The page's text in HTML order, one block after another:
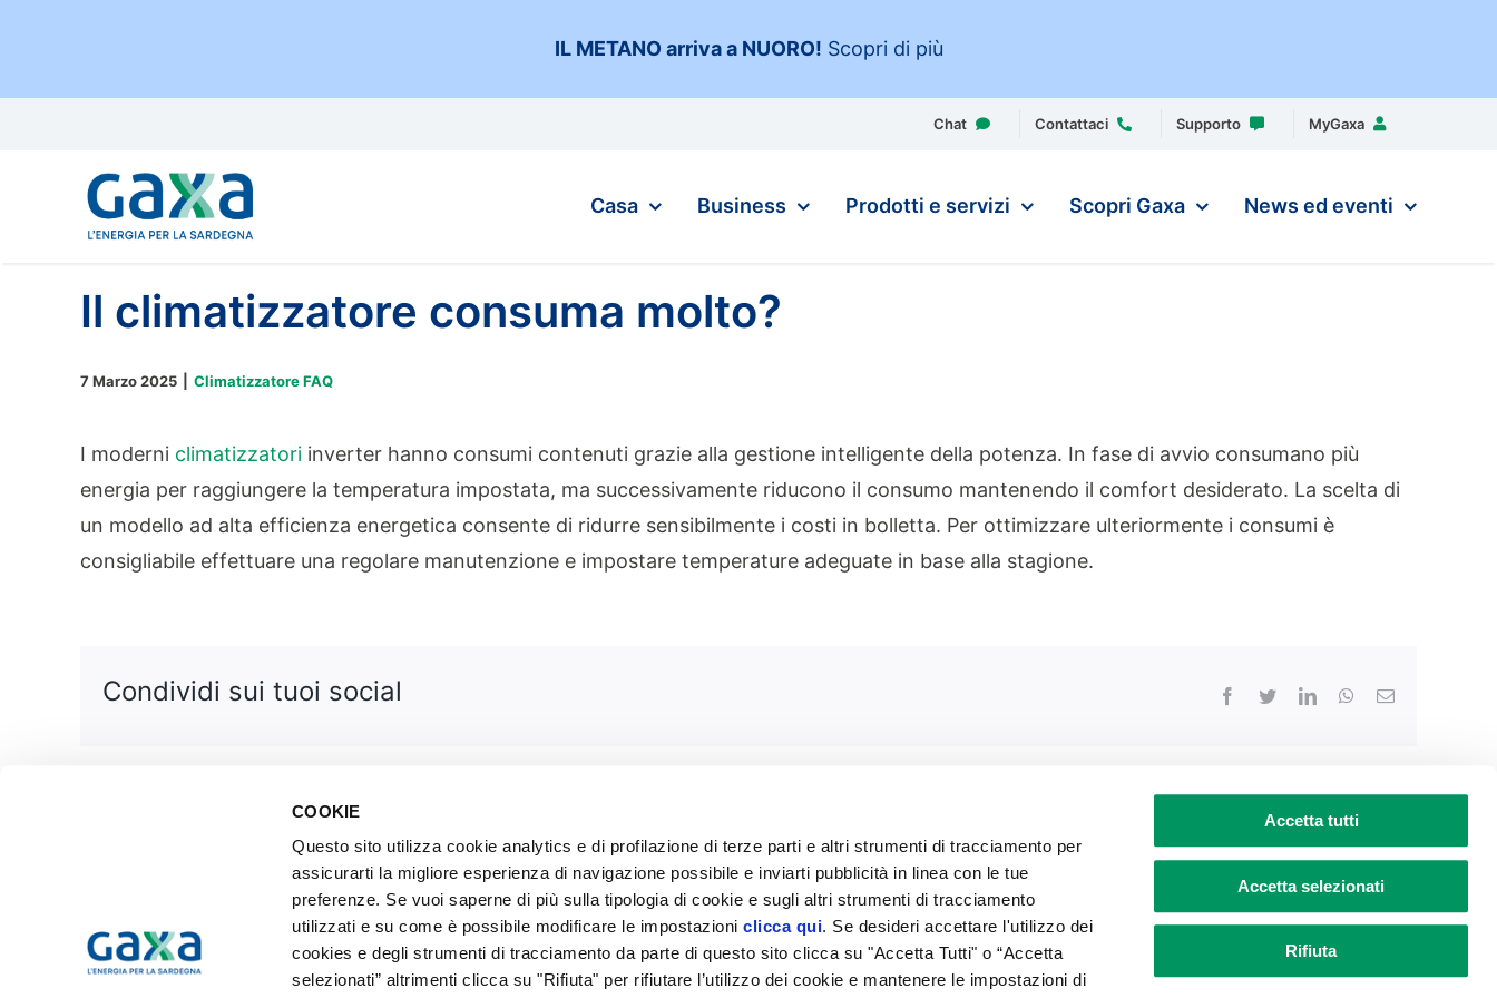
IL METANO arriva a NUORO! Scopri di più
COOKIE
Questo sito utilizza cookie analytics e di profilazione di terze parti e altri strumenti di tracciamento per
assicurarti la migliore esperienza di navigazione possibile e inviarti pubblicità in linea con le tue
preferenze. Se vuoi saperne di più sulla tipologia di cookie e sugli altri strumenti di tracciamento
utilizzati e su come è possibile modificare le impostazioniclicca qui. Se desideri accettare l'utilizzo dei
cookies e degli strumenti di tracciamento da parte di questo sito clicca su "Accetta Tutti" o “Accetta
selezionati” altrimenti clicca su "Rifiuta" per rifiutare l’utilizzo dei cookie e mantenere le impostazioni di
Accetta tutti
Accetta selezionati
Rifiuta
contenuto
Chat Contattaci Supporto MyGaxa
Casa Business Prodotti e servizi Scopri Gaxa News ed eventi
Il climatizzatore consuma molto?
7 Marzo 2025 Climatizzatore FAQ
I moderni climatizzatori inverter hanno consumi contenuti grazie alla gestione intelligente della potenza. In fase di avvio consumano più
energia per raggiungere la temperatura impostata, ma successivamente riducono il consumo mantenendo il comfort desiderato. La scelta di
un modello ad alta efficienza energetica consente di ridurre sensibilmente i costi in bolletta. Per ottimizzare ulteriormente i consumi è
consigliabile effettuare una regolare manutenzione e impostare temperature adeguate in base alla stagione.
Condividi sui tuoi social Facebook
TwitterLinkedInWhatsApp
Email
© 2020 GAXA S.p.A. – Sede legale: Via Goffredo Mameli, 191 – 09123 Cagliari – Registro Imprese di Cagliari-Oristano Codice Fiscale/P.I. 10813630968 – Capitale sociale Euro 50.000,00 i.v.